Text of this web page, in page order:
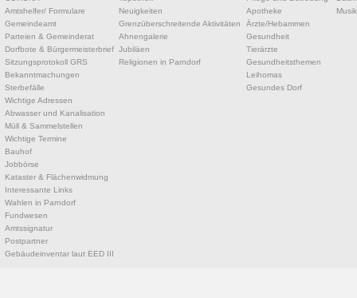
Amtshelfer/ Formulare
Gemeindeamt
Parteien & Gemeinderat
Dorfbote & Bürgermeisterbrief
Sitzungsprotokoll GRS
Bekanntmachungen
Sterbefälle
Wichtige Adressen
Abwasser und Kanalisation
Müll & Sammelstellen
Wichtige Termine
Bauhof
Jobbörse
Kataster & Flächenwidmung
Interessante Links
Wahlen in Parndorf
Fundwesen
Amtssignatur
Postpartner
Gebäudeinventar laut EED III
Neuigkeiten
Grenzüberschreitende Aktivitäten
Ahnengalerie
Jubiläen
Religionen in Parndorf
Apotheke
Ärzte/Hebammen
Gesundheit
Tierärzte
Gesundheitsthemen
Leihomas
Gesundes Dorf